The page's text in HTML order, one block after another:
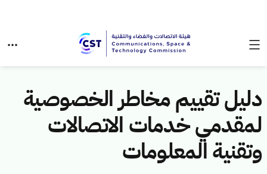
دليل تقييم مخاطر الخصوصية
لمقدمي خدمات الاتصالات
وتقنية المعلومات